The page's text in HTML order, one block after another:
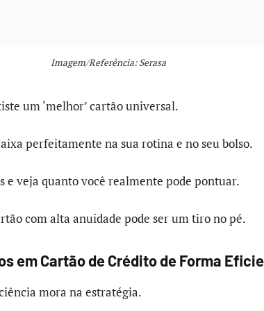
Imagem/Referência: Serasa
um ‘melhor’ cartão universal.
perfeitamente na sua rotina e no seu bolso.
e veja quanto você realmente pode pontuar.
com alta anuidade pode ser um tiro no pé.
em Cartão de Crédito de Forma
mora na estratégia.